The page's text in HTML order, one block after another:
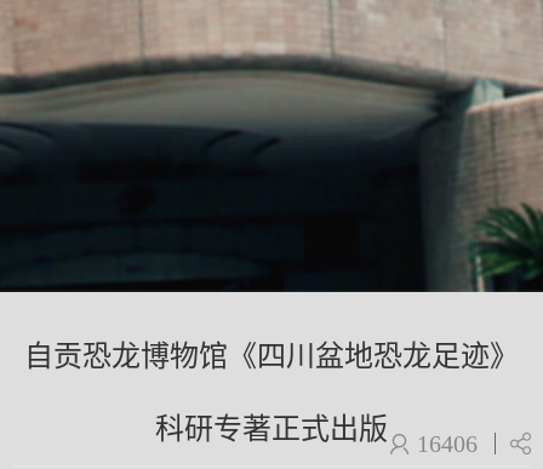
自贡恐龙博物馆《四川盆地恐龙足迹》
科研专著正式出版 16406